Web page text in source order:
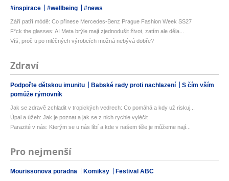
#inspirace #wellbeing #news
Září patří módě: Co přinese Mercedes-Benz Prague Fashion Week SS27
F*ck the glasses: AI Meta brýle mají zjednodušit život, zatím ale děla...
Víš, proč ti po mléčných výrobcích možná nebývá dobře?
Zdraví
Podpořte dětskou imunitu Babské rady proti nachlazení
S čím vším
pomůže rýmovník
Jak se zdravě zchladit v tropických vedrech: Co pomáhá a kdy už riskuj...
Úpal a úžeh: Jak je poznat a jak se z nich rychle vyléčit
Parazité v nás: Kterým se u nás líbí a kde v našem těle je můžeme nají...
Pro nejmenší
Mourissonova poradna Komiksy Festival ABC